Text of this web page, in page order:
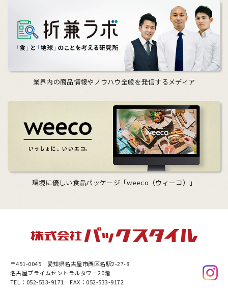
業界内の商品情報やノウハウ全般を発信するメディア
環境に優しい食品パッケージ「weeco（ウィーコ）」
〒451-0045 愛知県名古屋市西区名駅2-27-8
名古屋プライムセントラルタワー20階
TEL：052-533-9171 FAX：052-533-9172